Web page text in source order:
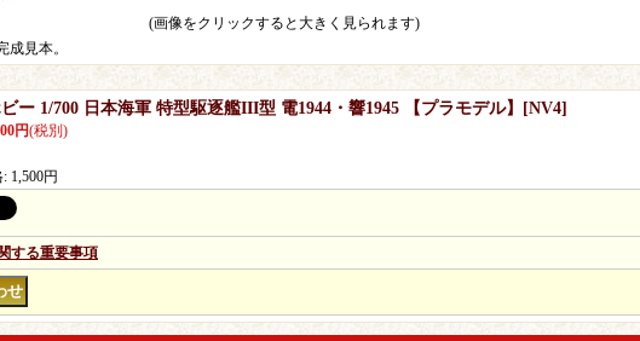
(画像をクリックすると大きく見られます)
成見本。
ー 1/700 日本海軍 特型駆逐艦III型 電1944・響1945 【プラモデル】 [NV4]
円(税別)
: 1,500円
する重要事項